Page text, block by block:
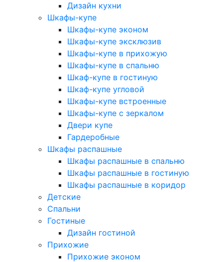
Дизайн кухни
Шкафы-купе
Шкафы-купе эконом
Шкафы-купе эксклюзив
Шкафы-купе в прихожую
Шкафы-купе в спальню
Шкаф-купе в гостиную
Шкаф-купе угловой
Шкафы-купе встроенные
Шкафы-купе с зеркалом
Двери купе
Гардеробные
Шкафы распашные
Шкафы распашные в спальню
Шкафы распашные в гостиную
Шкафы распашные в коридор
Детские
Спальни
Гостиные
Дизайн гостиной
Прихожие
Прихожие эконом